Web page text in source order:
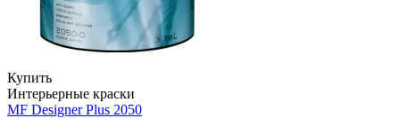
Купить
Интерьерные краски
MF Designer Plus 2050